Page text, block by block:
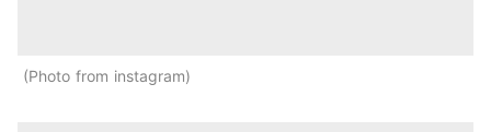
Photo from instagram